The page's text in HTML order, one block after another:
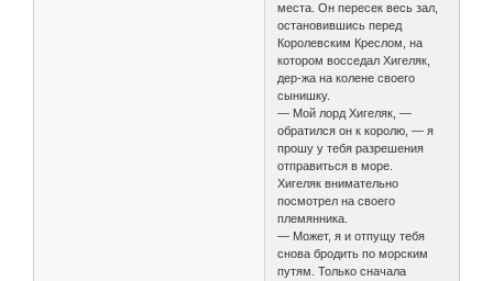
места. Он пересек весь зал,
остановившись перед
Королевским Креслом, на
котором восседал Хигеляк,
дер-жа на колене своего
сынишку.
— Мой лорд Хигеляк, —
обратился он к королю, — я
прошу у тебя разрешения
отправиться в море.
Хигеляк внимательно
посмотрел на своего
племянника.
— Может, я и отпущу тебя
снова бродить по морским
путям. Только сначала